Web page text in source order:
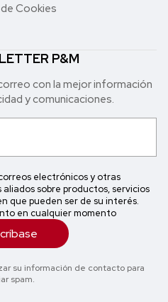
Cookies
P&M
con la mejor in formación
y comunicaciones.
electrónicos y otras
aliados sobre productos, servicios
que pueden ser de su interés.
en cualquier momento
su información de contacto para
spam.